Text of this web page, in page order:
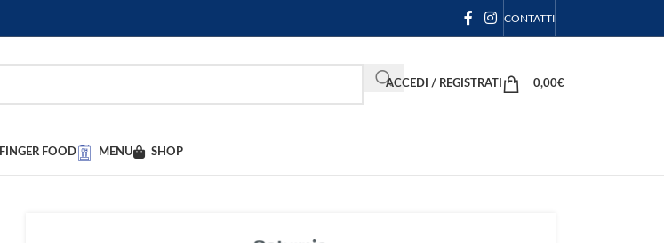
CONTATTI
ACCEDI / REGISTRATI 0,00€
FINGER FOOD MENU SHOP